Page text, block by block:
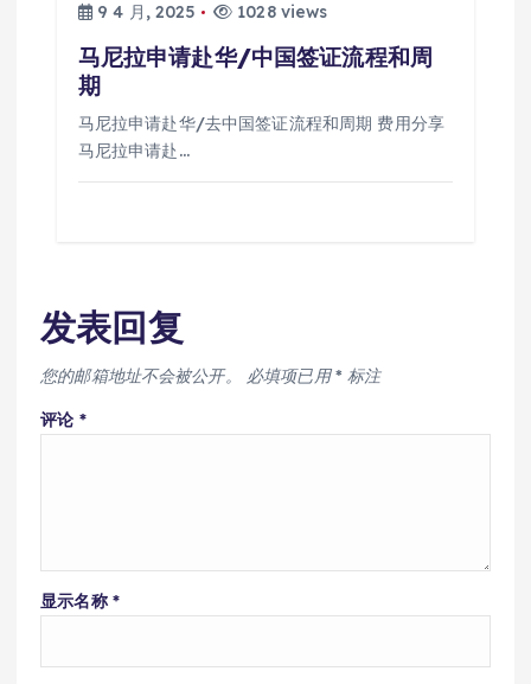
9 4 月, 2025
1028 views
马尼拉申请赴华/中国签证流程和周
期
马尼拉申请赴华/去中国签证流程和周期 费用分享
马尼拉申请赴…
发表回复
您的邮箱地址不会被公开。 必填项已用* 标注
评论 *
显示名称 *